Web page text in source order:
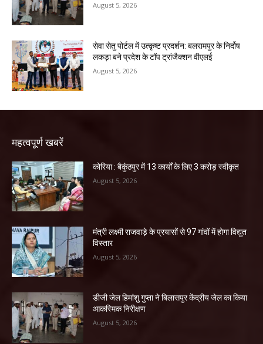
August 5, 2026
सेवा सेतु पोर्टल में उत्कृष्ट प्रदर्शन: बलरामपुर के निर्दोष
लकड़ा बने प्रदेश के टॉप ट्रांजैक्शन वीएलई
August 5, 2026
महत्वपूर्ण खबरें
कोरिया : बैकुंठपुर में 13 कार्यों के लिए 3 करोड़ स्वीकृत
August 5, 2026
मंत्री लक्ष्मी राजवाड़े के प्रयासों से 97 गांवों में होगा विद्युत
विस्तार
August 5, 2026
डीजी जेल हिमांशु गुप्ता ने बिलासपुर केंद्रीय जेल का किया
आकस्मिक निरीक्षण
August 5, 2026